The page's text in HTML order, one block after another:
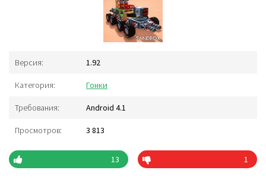
Версия: 1.92
Категория: Гонки
Требования: Android 4.1
Просмотров: 3 813
13 1